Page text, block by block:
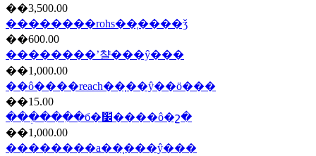
��3,500.00
��������rohs��֤����ǯ
��600.00
��������ʼ챨���ŷ���
��1,000.00
��ô����reach��֤��ŷ��ö���
��15.00
���ְ���ִ�б�׼����ô�շ�
��1,000.00
��������a��֤���ŷ���